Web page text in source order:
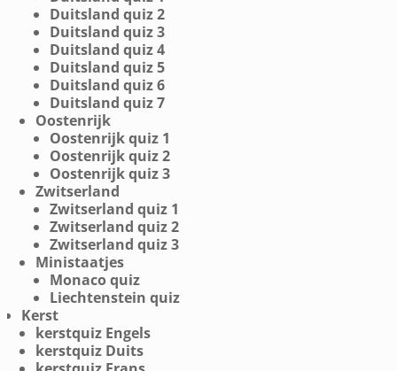
Duitsland quiz 2
Duitsland quiz 3
Duitsland quiz 4
Duitsland quiz 5
Duitsland quiz 6
Duitsland quiz 7
Oostenrijk
Oostenrijk quiz 1
Oostenrijk quiz 2
Oostenrijk quiz 3
Zwitserland
Zwitserland quiz 1
Zwitserland quiz 2
Zwitserland quiz 3
Ministaatjes
Monaco quiz
Liechtenstein quiz
Kerst
kerstquiz Engels
kerstquiz Duits